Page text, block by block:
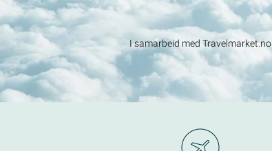
I samarbeid med Travelmarket.no